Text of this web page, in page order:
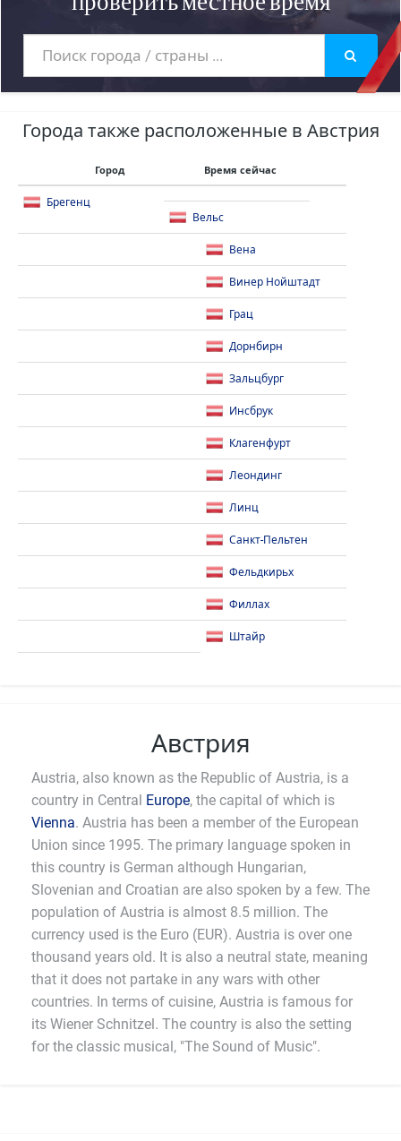
Города также расположенные в Австрия
Город Время сейчас
Брегенц
Вельс
Вена
Винер Нойштадт
Грац
Дорнбирн
Зальцбург
Инсбрук
Клагенфурт
Леондинг
Линц
Санкт-Пельтен
Фельдкирьх
Филлах
Штайр
Австрия
Austria, also known as the Republic of Austria, is a
country in Central Europe, the capital of which is
Vienna. Austria has been a member of the European
Union since 1995. The primary language spoken in
this country is German although Hungarian,
Slovenian and Croatian are also spoken by a few. The
population of Austria is almost 8.5 million. The
currency used is the Euro (EUR). Austria is over one
thousand years old. It is also a neutral state, meaning
that it does not partake in any wars with other
countries. In terms of cuisine, Austria is famous for
its Wiener Schnitzel. The country is also the setting
for the classic musical, "The Sound of Music".